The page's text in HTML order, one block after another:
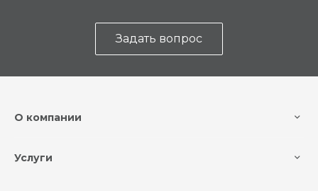
Задать вопрос
О компании
Услуги